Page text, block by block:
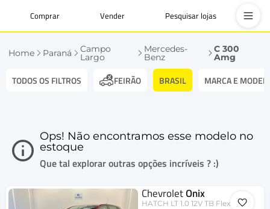
Comprar Vender Pesquisar lojas
Home Paraná Campo
Largo
Mercedes-
Benz
C 300
Amg
TODOS OS FILTROS FEIRÃO BRASIL MARCA E
Ops! Não encontramos esse modelo no
estoque
Que tal explorar outras opções incríveis ? :)
ChevroletOnix
HATCH LT 1.0 12V TB Flex 5p Mec.